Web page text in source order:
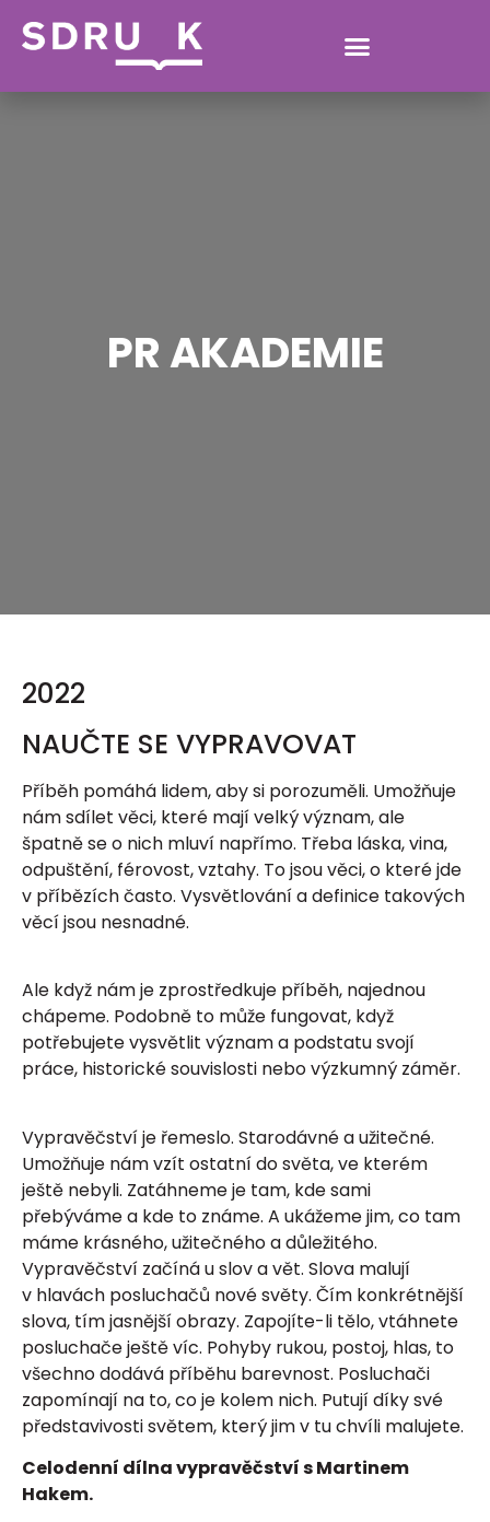
PR AKADEMIE
2022
NAUČTE SE VYPRAVOVAT
Příběh pomáhá lidem, aby si porozuměli. Umožňuje
nám sdílet věci, které mají velký význam, ale
špatně se o nich mluví napřímo. Třeba láska, vina,
odpuštění, férovost, vztahy. To jsou věci, o které jde
v příbězích často. Vysvětlování a definice takových
věcí jsou nesnadné.
Ale když nám je zprostředkuje příběh, najednou
chápeme. Podobně to může fungovat, když
potřebujete vysvětlit význam a podstatu svojí
práce, historické souvislosti nebo výzkumný záměr.
Vypravěčství je řemeslo. Starodávné a užitečné.
Umožňuje nám vzít ostatní do světa, ve kterém
ještě nebyli. Zatáhneme je tam, kde sami
přebýváme a kde to známe. A ukážeme jim, co tam
máme krásného, užitečného a důležitého.
Vypravěčství začíná u slov a vět. Slova malují
v hlavách posluchačů nové světy. Čím konkrétnější
slova, tím jasnější obrazy. Zapojíte-li tělo, vtáhnete
posluchače ještě víc. Pohyby rukou, postoj, hlas, to
všechno dodává příběhu barevnost. Posluchači
zapomínají na to, co je kolem nich. Putují díky své
představivosti světem, který jim v tu chvíli malujete.
Celodenní dílna vypravěčství s Martinem
Hakem.